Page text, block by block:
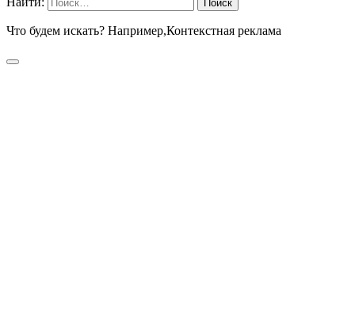
Что будем искать? Например,Контекстная реклама